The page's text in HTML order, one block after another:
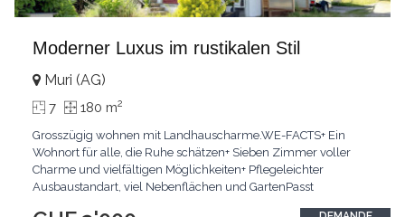
Moderner Luxus im rustikalen Stil
Muri (AG)
7 180 m2
Grosszügig wohnen mit Landhauscharme.WE-FACTS+ Ein
Wohnort für alle, die Ruhe schätzen+ Sieben Zimmer voller
Charme und vielfältigen Möglichkeiten+ Pflegeleichter
Ausbaustandart, viel Nebenflächen und GartenPasst